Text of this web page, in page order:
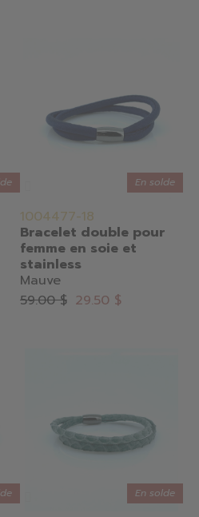
En solde
1004477-18
Bracelet double pour
femme en soie et
stainless
Mauve
59.00 $ 29.50 $
En solde